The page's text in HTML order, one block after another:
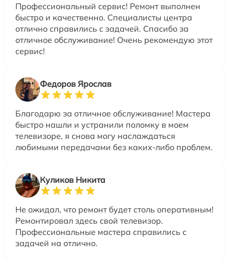
Профессиональный сервис! Ремонт выполнен
быстро и качественно. Специалисты центра
отлично справились с задачей. Спасибо за
отличное обслуживание! Очень рекомендую этот
сервис!
Федоров Ярослав
Благодарю за отличное обслуживание! Мастера
быстро нашли и устранили поломку в моем
телевизоре, я снова могу наслаждаться
любимыми передачами без каких-либо проблем.
Куликов Никита
Не ожидал, что ремонт будет столь оперативным!
Ремонтировал здесь свой телевизор.
Профессиональные мастера справились с
задачей на отлично.